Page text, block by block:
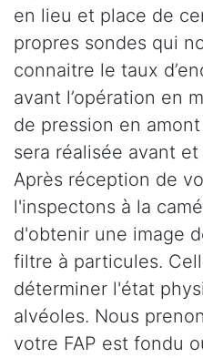
en lieu et place de
propres sondes qui
connaitre le taux
avant l’opération en
de pression en
sera réalisée avant
Après réception de
l'inspectons à la
d'obtenir une image
filtre à particules.
déterminer l'état
alvéoles. Nous
votre FAP est fondu